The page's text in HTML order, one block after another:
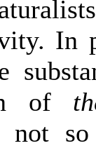
In
of
not